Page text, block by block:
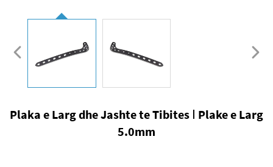
Plaka e Larg dhe Jashte te Tibites Ⅰ Plake e Larg
5.0mm